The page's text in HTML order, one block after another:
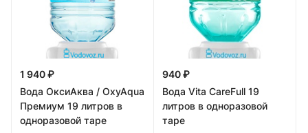
1 940 ₽
Вода ОксиАква / OxyAqua
Премиум 19 литров в
одноразовой таре
940 ₽
Вода Vita CareFull 19
литров в одноразовой
таре